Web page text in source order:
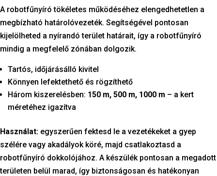
A robotfűnyíró tökéletes működéséhez elengedhetetlen a
megbízható határolóvezeték. Segítségével pontosan
kijelölheted a nyírandó terület határait, így a robotfűnyíró
mindig a megfelelő zónában dolgozik.
Tartós, időjárásálló kivitel
Könnyen lefektethető és rögzíthető
Három kiszerelésben: 150 m, 500 m, 1000 m – a kert
méretéhez igazítva
Használat: egyszerűen fektesd le a vezetékeket a gyep
szélére vagy akadályok köré, majd csatlakoztasd a
robotfűnyíró dokkolójához. A készülék pontosan a megadott
területen belül marad, így biztonságosan és hatékonyan